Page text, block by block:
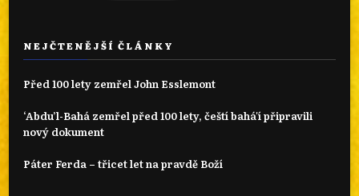
NEJČTENĚJŠÍ ČLÁNKY
Před 100 lety zemřel John Esslemont
‘Abdu’l-Bahá zemřel před 100 lety, čeští bahá'í připravili
nový dokument
Páter Ferda – třicet let na pravdě Boží